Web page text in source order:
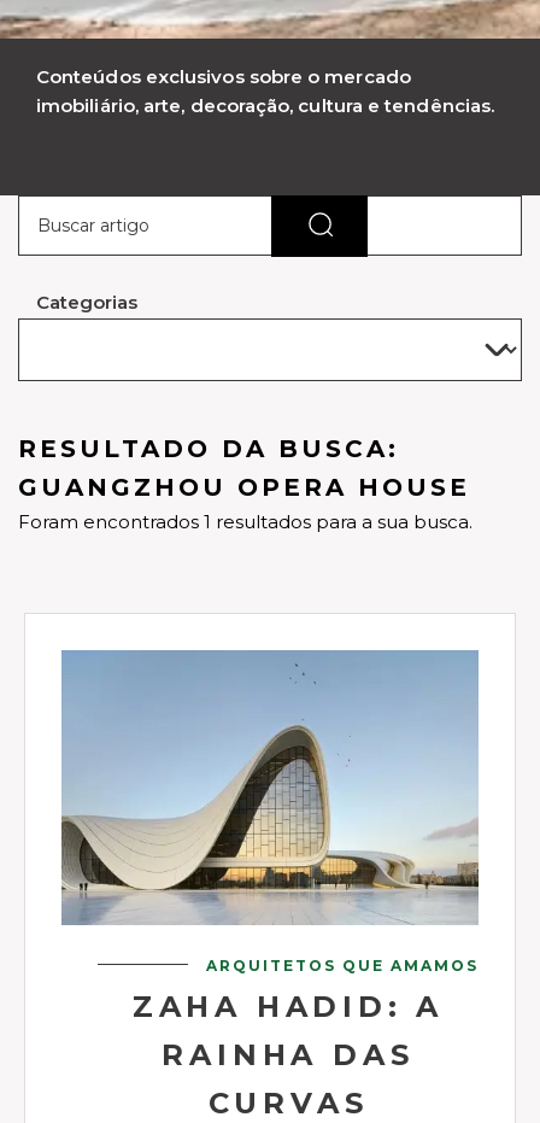
Conteúdos exclusivos sobre o mercado
imobiliário, arte, decoração, cultura e tendências.
Categorias
RESULTADO DA BUSCA:
GUANGZHOU OPERA HOUSE
Foram encontrados 1 resultados para a sua busca.
ARQUITETOS QUE AMAMOS
ZAHA HADID: A
RAINHA DAS
CURVAS